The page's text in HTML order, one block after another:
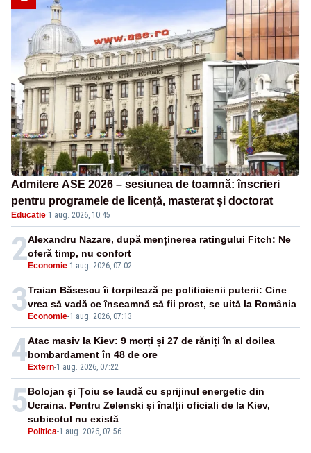
Admitere ASE 2026 – sesiunea de toamnă: înscrieri
pentru programele de licență, masterat și doctorat
Educatie·1 aug. 2026, 10:45
2 Economie-1 aug. 2026, 07:02
Alexandru Nazare, după menținerea ratingului Fitch: Ne
oferă timp, nu confort
3 Economie-1 aug. 2026, 07:13
Traian Băsescu îi torpilează pe politicienii puterii: Cine
vrea să vadă ce înseamnă să fii prost, se uită la România
4 Extern-1 aug. 2026, 07:22
Atac masiv la Kiev: 9 morți și 27 de răniți în al doilea
bombardament în 48 de ore
5
Politica-1 aug. 2026, 07:56
Bolojan și Țoiu se laudă cu sprijinul energetic din
Ucraina. Pentru Zelenski și înalții oficiali de la Kiev,
subiectul nu există